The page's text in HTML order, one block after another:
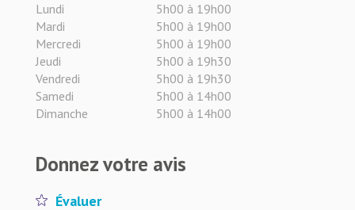
Lundi
5h00 à 19h00
Mardi
5h00 à 19h00
Mercredi
5h00 à 19h00
Jeudi
5h00 à 19h30
Vendredi
5h00 à 19h30
Samedi
5h00 à 14h00
Dimanche
5h00 à 14h00
Donnez votre avis
Évaluer